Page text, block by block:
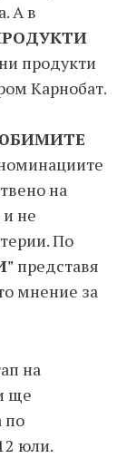
А в
продукти
Карнобат.
на
не
По
представя
мнение за
на
ще
по
юли.